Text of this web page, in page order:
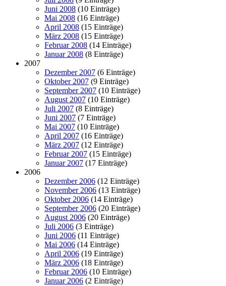
Juni 2008 (10 Einträge)
Mai 2008 (16 Einträge)
April 2008 (15 Einträge)
März 2008 (15 Einträge)
Februar 2008 (14 Einträge)
Januar 2008 (8 Einträge)
2007
Dezember 2007 (6 Einträge)
Oktober 2007 (9 Einträge)
September 2007 (10 Einträge)
August 2007 (10 Einträge)
Juli 2007 (8 Einträge)
Juni 2007 (7 Einträge)
Mai 2007 (10 Einträge)
April 2007 (16 Einträge)
März 2007 (12 Einträge)
Februar 2007 (15 Einträge)
Januar 2007 (17 Einträge)
2006
Dezember 2006 (12 Einträge)
November 2006 (13 Einträge)
Oktober 2006 (14 Einträge)
September 2006 (20 Einträge)
August 2006 (20 Einträge)
Juli 2006 (3 Einträge)
Juni 2006 (11 Einträge)
Mai 2006 (14 Einträge)
April 2006 (19 Einträge)
März 2006 (18 Einträge)
Februar 2006 (10 Einträge)
Januar 2006 (2 Einträge)